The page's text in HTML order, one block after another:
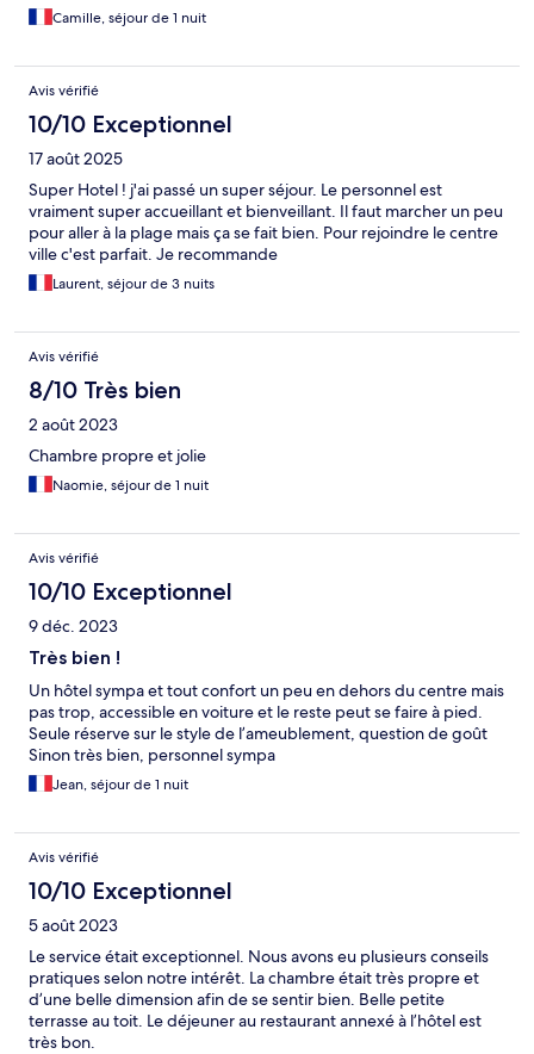
Camille, séjour de 1 nuit
Avis vérifié
10/10 Exceptionnel
17 août 2025
Super Hotel ! j'ai passé un super séjour. Le personnel est
vraiment super accueillant et bienveillant. Il faut marcher un peu
pour aller à la plage mais ça se fait bien. Pour rejoindre le centre
ville c'est parfait. Je recommande
Laurent, séjour de 3 nuits
Avis vérifié
8/10 Très bien
2 août 2023
Chambre propre et jolie
Naomie, séjour de 1 nuit
Avis vérifié
10/10 Exceptionnel
9 déc. 2023
Très bien !
Un hôtel sympa et tout confort un peu en dehors du centre mais
pas trop, accessible en voiture et le reste peut se faire à pied.
Seule réserve sur le style de l’ameublement, question de goût
Sinon très bien, personnel sympa
Jean, séjour de 1 nuit
Avis vérifié
10/10 Exceptionnel
5 août 2023
Le service était exceptionnel. Nous avons eu plusieurs conseils
pratiques selon notre intérêt. La chambre était très propre et
d’une belle dimension afin de se sentir bien. Belle petite
terrasse au toit. Le déjeuner au restaurant annexé à l’hôtel est
très bon.